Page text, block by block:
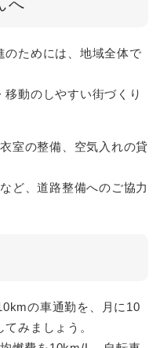
へ
のためには、地域全体で
動のしやすい街づくり
室の整備、空気入れの貸
ど、道路整備へのご協力
の車通勤を、月に10
みましょう。